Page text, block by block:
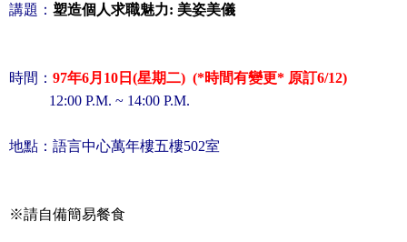
講題： 塑造個人求職魅力: 美姿美儀
時間： 97年6月 10 日 (星期二) (*時間有變更* 原訂6/12)
12:00 P.M. ~ 14:00 P.M.
地點：語言中心萬年樓五樓502室
※請自備簡易餐食